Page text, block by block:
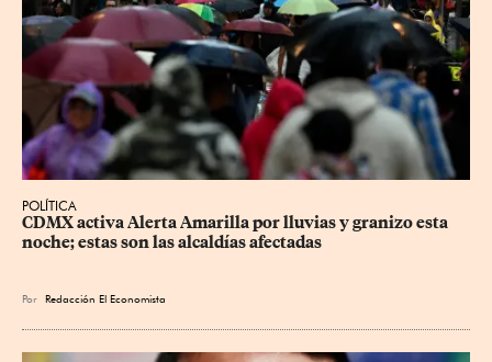
POLÍTICA
CDMX activa Alerta Amarilla por lluvias y granizo esta
noche; estas son las alcaldías afectadas
Por Redacción El Economista